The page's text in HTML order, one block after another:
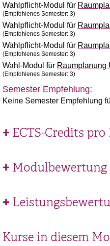
Wahlpflicht-Modul für
(Empfohlenes Semester: 3)
Wahlpflicht-Modul für
(Empfohlenes Semester: 3)
Wahlpflicht-Modul für
(Empfohlenes Semester: 3)
Wahl-Modul für Raumplanung
(Empfohlenes Semester: 3)
Semester Empfehlung:
Keine Semester Empfehlung
ECTS-Credits
Modulbewertung
Kurse in diesem